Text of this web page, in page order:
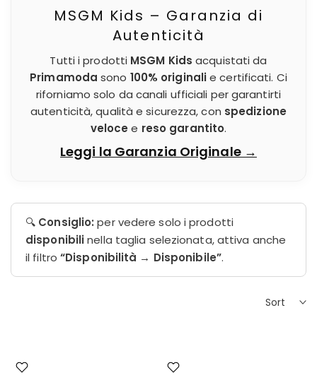
MSGM Kids – Garanzia di
Autenticità
Tutti i prodotti MSGM Kids acquistati da
Primamoda sono 100% originalie certificati. Ci
riforniamo solo da canali ufficiali per garantirti
autenticità, qualità e sicurezza, con spedizione
veloce e reso garantito.
Leggi la Garanzia Originale →
🔍 Consiglio: per vedere solo i prodotti
disponibilinella taglia selezionata, attiva anche
il filtro “Disponibilità → Disponibile”.
Sort